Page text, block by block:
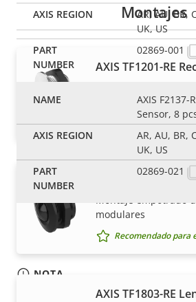
Montajes
AXIS TF1201-RE
sensor modulares
Recomendado para
AXIS TF1203-RE
Montaje empotrado
modulares
Recomendado para
AXIS TF1803-RE
AR, AU, BR,
UK, US
02869-001
AXIS F2137-
Sensor, 8
AR, AU, BR,
UK, US
02869-021
NOTA
Los productos de Axis pueden